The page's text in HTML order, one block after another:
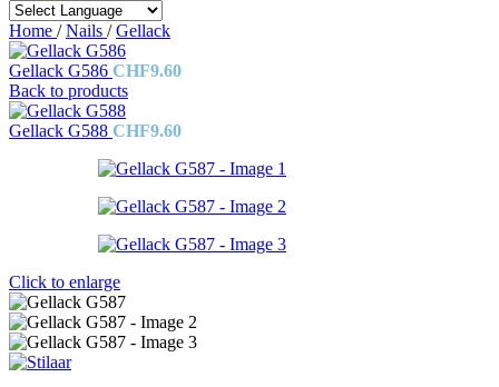
Home / Nails / Gellack
Gellack G586 CHF9.60
Back to products
Gellack G588 CHF9.60
Click to enlarge